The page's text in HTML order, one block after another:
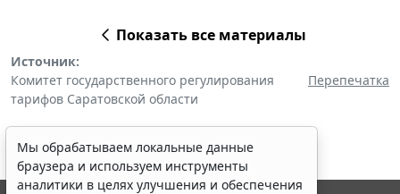
Показать все материалы
Источник:
Комитет государственного регулирования
тарифов Саратовской области
Перепечатка
Мы обрабатываем локальные данные
браузера и используем инструменты
аналитики в целях улучшения и обеспечения